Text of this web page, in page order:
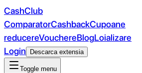
CashClub
ComparatorCashbackCupoane
reducereVouchereBlogLoializare
Login
Descarca extensia
Toggle menu